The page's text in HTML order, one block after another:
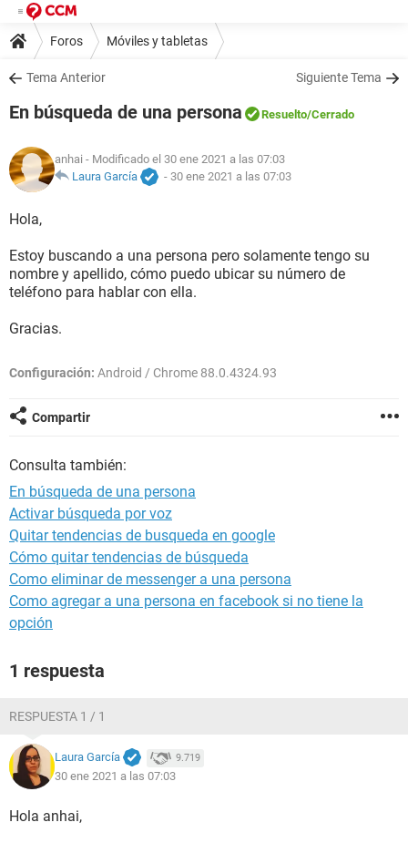
Foros Móviles y tabletas
Tema Anterior Siguiente Tema
En búsqueda de una persona Resuelto/Cerrado
anhai - Modificado el 30 ene 2021 a las 07:03
Laura García
- 30 ene 2021 a las 07:03
Hola,
Estoy buscando a una persona pero solamente tengo su
nombre y apellido, cómo puedo ubicar su número de
teléfono para hablar con ella.
Gracias.
Configuración: Android / Chrome 88.0.4324.93
Compartir
Consulta también:
En búsqueda de una persona
Activar búsqueda por voz
Quitar tendencias de busqueda en google
Cómo quitar tendencias de búsqueda
Como eliminar de messenger a una persona
Como agregar a una persona en facebook si no tiene la
opción
1 respuesta
RESPUESTA 1 / 1
Laura García 9.719
30 ene 2021 a las 07:03
Hola anhai,